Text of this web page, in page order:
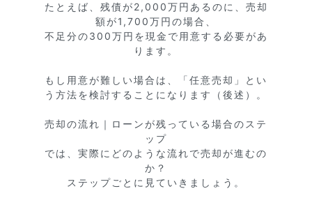
たとえば、残債が2,000万円あるのに、売却
額が1,700万円の場合、
不足分の300万円を現金で用意する必要があ
ります。
もし用意が難しい場合は、「任意売却」とい
う方法を検討することになります（後述）。
売却の流れ｜ローンが残っている場合のステ
ップ
では、実際にどのような流れで売却が進むの
か？
ステップごとに見ていきましょう。